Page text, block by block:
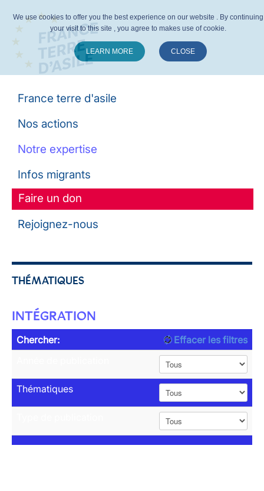
France terre d'asile
Nos actions
Notre expertise
Infos migrants
Faire un don
Rejoignez-nous
THÉMATIQUES
INTÉGRATION
Chercher:
Effacer les filtres
Thématiques
We use cookies to offer you the best experience on our website . By continuing
your visit to this site , you agree to makes use of cookie.
LEARN MORE CLOSE